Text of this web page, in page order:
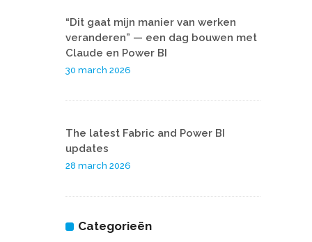
“Dit gaat mijn manier van werken
veranderen” — een dag bouwen met
Claude en Power BI
30 march 2026
The latest Fabric and Power BI
updates
28 march 2026
Categorieën